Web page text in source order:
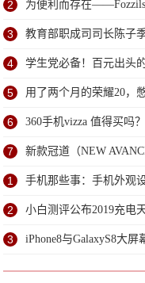
2 为便利而存在——Fozzils
3 教育部职成司司长陈子
研
4 学生党必备！百元出头
5 用了两个月的荣耀20，
6 360手机vizza 值得买吗
7 新款冠道（NEW
1 手机那些事：手机外观设
2 小白测评公布2019充电
第一
3 iPhone8与GalaxyS8大